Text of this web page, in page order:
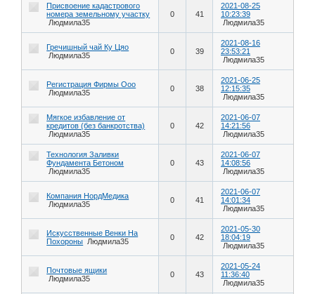
Присвоение кадастрового
номера земельному участку
Людмила35
0 41
2021-08-25
10:23:39
Людмила35
Гречишный чай Ку Цяо
Людмила35
0 39
2021-08-16
23:53:21
Людмила35
Регистрация Фирмы Ооо
Людмила35
0 38
2021-06-25
12:15:35
Людмила35
Мягкое избавление от
кредитов (без банкротства)
Людмила35
0 42
2021-06-07
14:21:56
Людмила35
Технология Заливки
Фундамента Бетоном
Людмила35
0 43
2021-06-07
14:08:56
Людмила35
Компания НордМедика
Людмила35
0 41
2021-06-07
14:01:34
Людмила35
Искусственные Венки На
Похороны Людмила35 0 42
2021-05-30
18:04:19
Людмила35
Почтовые ящики
Людмила35
0 43
2021-05-24
11:36:40
Людмила35